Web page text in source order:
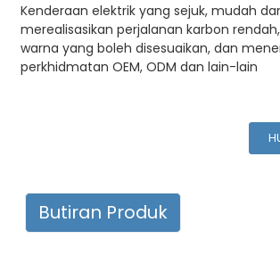
Kenderaan elektrik yang sejuk, mudah
merealisasikan perjalanan karbon
warna yang boleh disesuaikan, dan
perkhidmatan OEM, ODM dan lain-lain
Butiran Produk